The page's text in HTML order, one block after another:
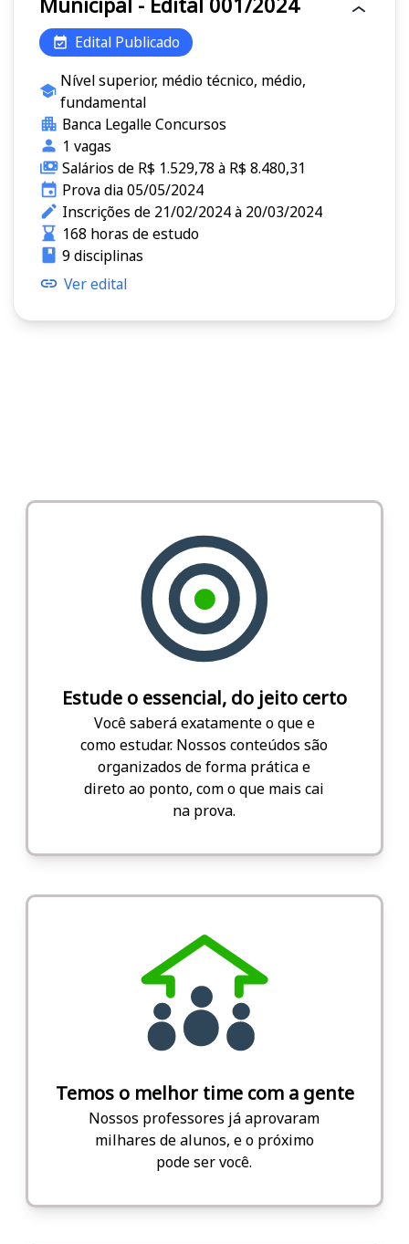
Edital Publicado
Nível superior, médio técnico, médio,
fundamental
Banca Legalle Concursos
1 vagas
Salários de R$ 1.529,78 à R$ 8.480,31
Prova dia 05/05/2024
Inscrições de 21/02/2024 à 20/03/2024
168 horas de estudo
9 disciplinas
Ver edital
Estude o essencial, do jeito certo
Você saberá exatamente o que e
como estudar. Nossos conteúdos são
organizados de forma prática e
direto ao ponto, com o que mais cai
na prova.
Temos o melhor time com a gente
Nossos professores já aprovaram
milhares de alunos, e o próximo
pode ser você.